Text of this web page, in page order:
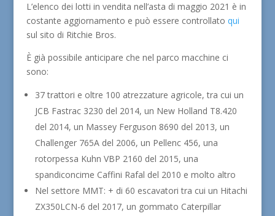
L’elenco dei lotti in vendita nell’asta di maggio 2021 è in
costante aggiornamento e può essere controllato qui
sul sito di Ritchie Bros.
È già possibile anticipare che nel parco macchine ci
sono:
37 trattori e oltre 100 atrezzature agricole, tra cui un
JCB Fastrac 3230 del 2014, un New Holland T8.420
del 2014, un Massey Ferguson 8690 del 2013, un
Challenger 765A del 2006, un Pellenc 456, una
rotorpessa Kuhn VBP 2160 del 2015, una
spandiconcime Caffini Rafal del 2010 e molto altro
Nel settore MMT: + di 60 escavatori tra cui un Hitachi
ZX350LCN-6 del 2017, un gommato Caterpillar